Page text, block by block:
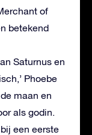
of
betekend
Saturnus en
Phoebe
maan en
als godin.
een eerste